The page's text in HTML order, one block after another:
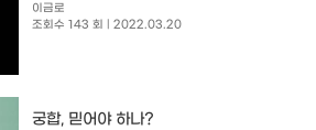
이금로
조회수 143 회
| 2022.03.20
궁합, 믿어야 하나?